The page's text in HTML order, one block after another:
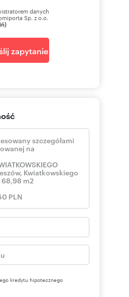
danych
Sp. z o.o.
zapytanie
kredytu hipotecznego